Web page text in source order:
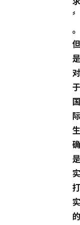
〞
。
但
是
对
于
国
际
生
确
是
实
打
实
的